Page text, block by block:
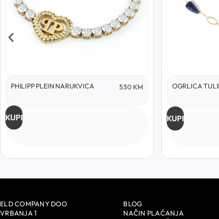
PHILIPP PLEIN NARUKVICA 530 KM
KUPI
OGRLICA
KUPI
ELD COMPANY DOO
VRBANJA 1
BLOG
NAČIN PLAĆANJA